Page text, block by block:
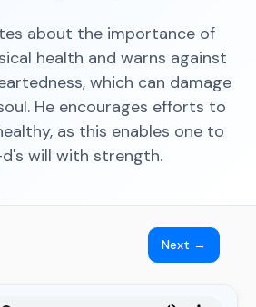
about the importance of
health and warns against
which can damage
He encourages efforts to
as this enables one to
will with strength.
Next →